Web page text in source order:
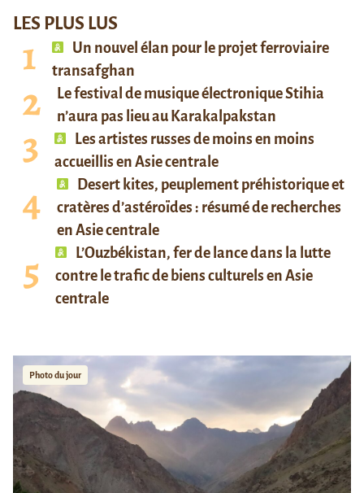
LES PLUS LUS
Un nouvel élan pour le projet ferroviaire
transafghan
Le festival de musique électronique Stihia
n’aura pas lieu au Karakalpakstan
Les artistes russes de moins en moins
accueillis en Asie centrale
Desert kites, peuplement préhistorique et
cratères d’astéroïdes : résumé de recherches
en Asie centrale
L’Ouzbékistan, fer de lance dans la lutte
contre le trafic de biens culturels en Asie
centrale
Photo du jour